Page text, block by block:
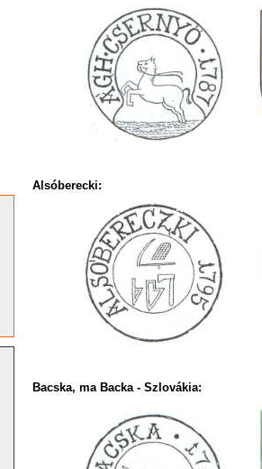
Alsóberecki:
Bacska, ma Backa - Szlovákia: